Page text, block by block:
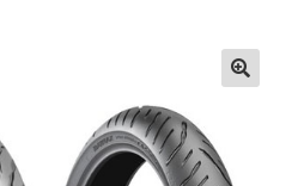
Udfold